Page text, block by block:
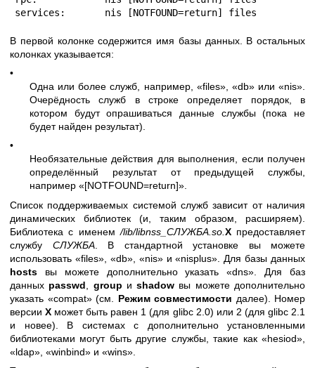
services:       nis [NOTFOUND=return] files
В первой колонке содержится имя базы данных. В остальных
колонках указывается:
•
Одна или более служб, например, «files», «db» или «nis».
Очерёдность служб в строке определяет порядок, в
котором будут опрашиваться данные службы (пока не
будет найден результат).
•
Необязательные действия для выполнения, если получен
определённый результат от предыдущей службы,
например «[NOTFOUND=return]».
Список поддерживаемых системой служб зависит от наличия
динамических библиотек (и, таким образом, расширяем).
Библиотека с именем/lib/libnss_СЛУЖБА.so. Xпредоставляет
службу СЛУЖБА. В стандартной установке вы можете
использовать «files», «db», «nis» и «nisplus». Для базы данных
hosts вы можете дополнительно указать «dns». Для баз
данных passwd group иshadow вы можете дополнительно
указать «compat» (см. Режим совместимости далее). Номер
версииX может быть равен 1 (для glibc 2.0) или 2 (для glibc 2.1
и новее). В системах с дополнительно установленными
библиотеками могут быть другие службы, такие как «hesiod»,
«ldap», «winbind» и «wins».